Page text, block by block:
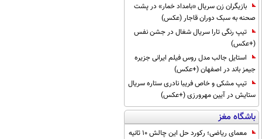
بازیگران زن سریال «بامداد خمار» در پشت
صحنه به سبک دوران قاجار (عکس)
تیپ رنگی تارا سریال شغال در جشن نفس
(+عکس)
استایل جالب مدل روس فیلم ایرانی جزیره
جیمز باند در اصفهان (+عکس)
تیپ مشکی و خاص فریبا نادری ستاره سریال
ستایش در آیین مهرورزی (+عکس)
باشگاه مغز
معمای ریاضی؛ رکورد حل این چالش 10 ثانیه